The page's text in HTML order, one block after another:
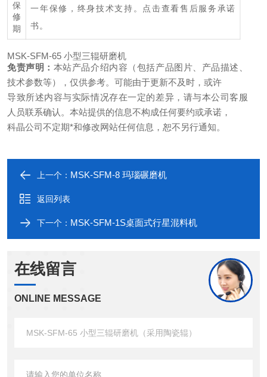
保
修
期
一年保修，终身技术支持。 点击查看售后服务承诺
书。
MSK-SFM-65 小型三辊研磨机
免责声明： 本站产品介绍内容（包括产品图片、产品描述、
技术参数等），仅供参考。可能由于更新不及时，或许
导致所述内容与实际情况存在一定的差异，请与本公司客服
人员联系确认。本站提供的信息不构成任何要约或承诺，
科晶公司不定期*和修改网站任何信息，恕不另行通知。
上一个： MSK-SFM-8 玛瑙碾磨机
返回列表
下一个： MSK-SFM-1S桌面式行星混料机
在线留言
ONLINE MESSAGE